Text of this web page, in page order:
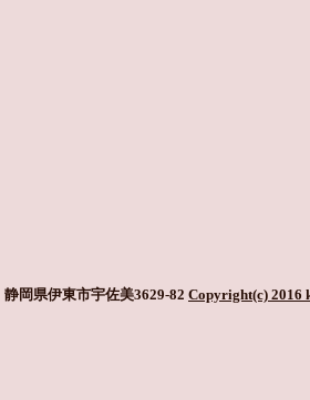
岡県伊東市宇佐美3629-82 Copyright(c) 2016